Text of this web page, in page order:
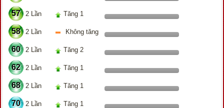
57 2 Lần Tăng 1
58 2 Lần Không tăng
60 2 Lần Tăng 2
62 2 Lần Tăng 1
68 2 Lần Tăng 1
70 2 Lần Tăng 1